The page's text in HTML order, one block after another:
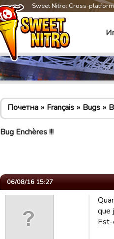
Sweet Nitro: Cross-
Почетна Français Bugs
Bug Enchères !!!
06/08/16 15:27
que
Est-